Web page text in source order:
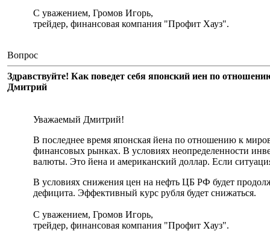
С уважением, Громов Игорь,
трейдер, финансовая компания "Профит Хауз".
Вопрос
Здравствуйте! Как поведет себя японский иен по
Дмитрий
Уважаемый Дмитрий!
В последнее время японская йена по отношению к
финансовых рынках. В условиях неопределенности
валюты. Это йена и американский доллар. Если
В условиях снижения цен на нефть ЦБ РФ будет
дефицита. Эффективный курс рубля будет снижаться.
С уважением, Громов Игорь,
трейдер, финансовая компания "Профит Хауз".